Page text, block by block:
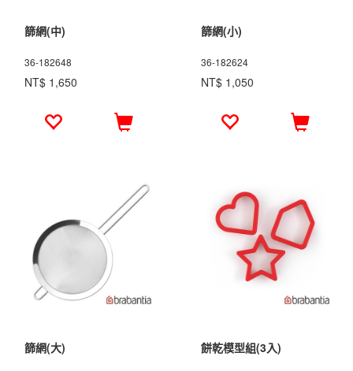
篩網(中)
36-182648
NT$ 1,650
篩網(小)
36-182624
NT$ 1,050
篩網(大) 餅乾模型組(3入)